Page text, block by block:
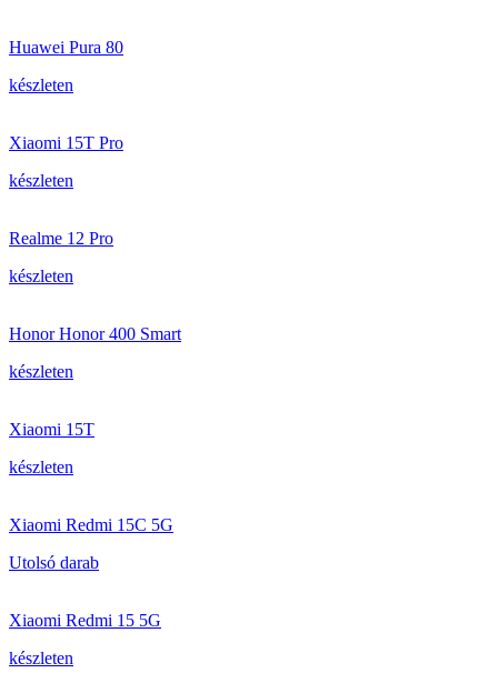
Huawei Pura 80
készleten
Xiaomi 15T Pro
készleten
Realme 12 Pro
készleten
Honor Honor 400 Smart
készleten
Xiaomi 15T
készleten
Xiaomi Redmi 15C 5G
Utolsó darab
Xiaomi Redmi 15 5G
készleten